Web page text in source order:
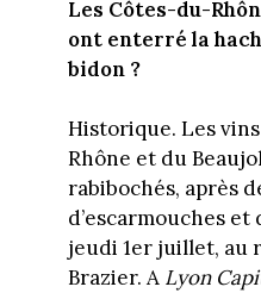
Les Côtes-du-
ont enterré la
bidon ?
Historique. Les
Rhône et du
rabibochés, après
d’escarmouches et
jeudi 1er juillet, au
Brazier. A Lyon